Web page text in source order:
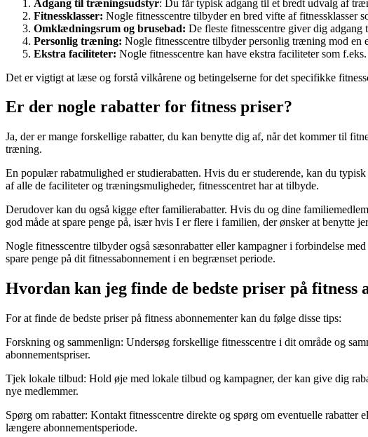
Adgang til træningsudstyr: Du får typisk adgang til et bredt udvalg af
Fitnessklasser: Nogle fitnesscentre tilbyder en bred vifte af fitnessklasser
Omklædningsrum og brusebad: De fleste fitnesscentre giver dig
Personlig træning: Nogle fitnesscentre tilbyder personlig træning mod
Ekstra faciliteter: Nogle fitnesscentre kan have ekstra faciliteter som
Det er vigtigt at læse og forstå vilkårene og betingelserne for det specifikke
Er der nogle rabatter for fitness priser?
Ja, der er mange forskellige rabatter, du kan benytte dig af, når det kommer til
træning.
En populær rabatmulighed er studierabatten. Hvis du er studerende, kan du
af alle de faciliteter og træningsmuligheder, fitnesscentret har at tilbyde.
Derudover kan du også kigge efter familierabatter. Hvis du og dine
god måde at spare penge på, især hvis I er flere i familien, der ønsker at benytte
Nogle fitnesscentre tilbyder også sæsonrabatter eller kampagner i forbindelse
spare penge på dit fitnessabonnement i en begrænset periode.
Hvordan kan jeg finde de bedste priser på fitness
For at finde de bedste priser på fitness abonnementer kan du følge disse tips:
Forskning og sammenlign: Undersøg forskellige fitnesscentre i dit område og
abonnementspriser.
Tjek lokale tilbud: Hold øje med lokale tilbud og kampagner, der kan give dig
nye medlemmer.
Spørg om rabatter: Kontakt fitnesscentre direkte og spørg om eventuelle
længere abonnementsperiode.